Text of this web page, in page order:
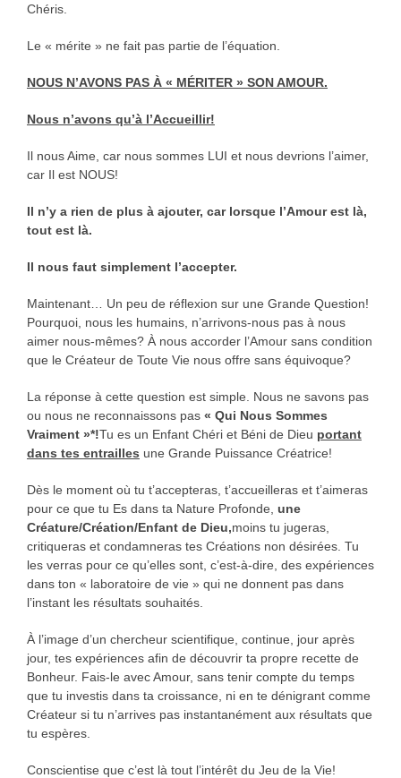
Chéris.
Le « mérite » ne fait pas partie de l’équation.
NOUS N’AVONS PAS À « MÉRITER » SON AMOUR.
Nous n’avons qu’à l’Accueillir!
Il nous Aime, car nous sommes LUI et nous devrions l’aimer,
car Il est NOUS!
Il n’y a rien de plus à ajouter, car lorsque l’Amour est là,
tout est là.
Il nous faut simplement l’accepter.
Maintenant… Un peu de réflexion sur une Grande Question!
Pourquoi, nous les humains, n’arrivons-nous pas à nous
aimer nous-mêmes? À nous accorder l’Amour sans condition
que le Créateur de Toute Vie nous offre sans équivoque?
La réponse à cette question est simple. Nous ne savons pas
ou nous ne reconnaissons pas « Qui Nous Sommes
Vraiment »*!Tu es un Enfant Chéri et Béni de Dieu portant
dans tes entrailles une Grande Puissance Créatrice!
Dès le moment où tu t’accepteras, t’accueilleras et t’aimeras
pour ce que tu Es dans ta Nature Profonde, une
Créature/Création/Enfant de Dieu,moins tu jugeras,
critiqueras et condamneras tes Créations non désirées. Tu
les verras pour ce qu’elles sont, c’est-à-dire, des expériences
dans ton « laboratoire de vie » qui ne donnent pas dans
l’instant les résultats souhaités.
À l’image d’un chercheur scientifique, continue, jour après
jour, tes expériences afin de découvrir ta propre recette de
Bonheur. Fais-le avec Amour, sans tenir compte du temps
que tu investis dans ta croissance, ni en te dénigrant comme
Créateur si tu n’arrives pas instantanément aux résultats que
tu espères.
Conscientise que c’est là tout l’intérêt du Jeu de la Vie!